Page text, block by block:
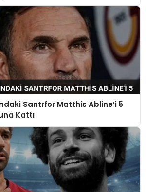
Santrfor Matthis Abline’i 5
Kattı